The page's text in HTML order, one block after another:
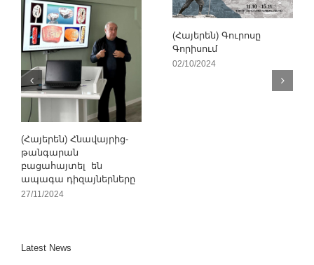
(Հայերեն) Հնավայրից-
թանգարան
բացահայտել են
ապագա դիզայներները
27/11/2024
(Հայերեն) Գուրոսը
Գորիսում
02/10/2024
Latest News